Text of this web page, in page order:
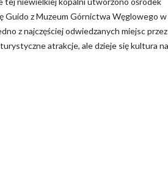
Guido z Muzeum Górnictwa Węglowego w
z najczęściej odwiedzanych miejsc przez
atrakcje, ale dzieje się kultura na